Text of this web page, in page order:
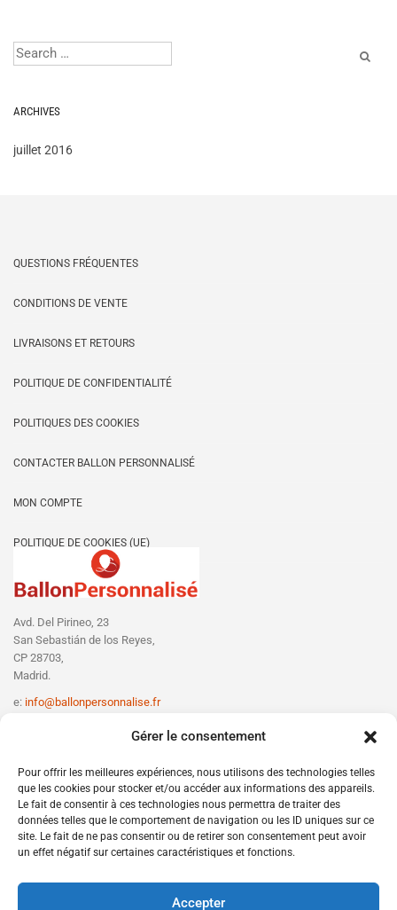
Gérer le consentement
Pour offrir les meilleures expériences, nous utilisons des technologies telles
que les cookies pour stocker et/ou accéder aux informations des appareils.
Le fait de consentir à ces technologies nous permettra de traiter des
données telles que le comportement de navigation ou les ID uniques sur ce
site. Le fait de ne pas consentir ou de retirer son consentement peut avoir
un effet négatif sur certaines caractéristiques et fonctions.
Accepter
ARCHIVES
juillet 2016
QUESTIONS FRÉQUENTES
CONDITIONS DE VENTE
LIVRAISONS ET RETOURS
POLITIQUE DE CONFIDENTIALITÉ
POLITIQUES DES COOKIES
CONTACTER BALLON PERSONNALISÉ
MON COMPTE
POLITIQUE DE COOKIES (UE)
Avd. Del Pirineo, 23
San Sebastián de los Reyes,
CP 28703,
Madrid.
e: info@ballonpersonnalise.fr